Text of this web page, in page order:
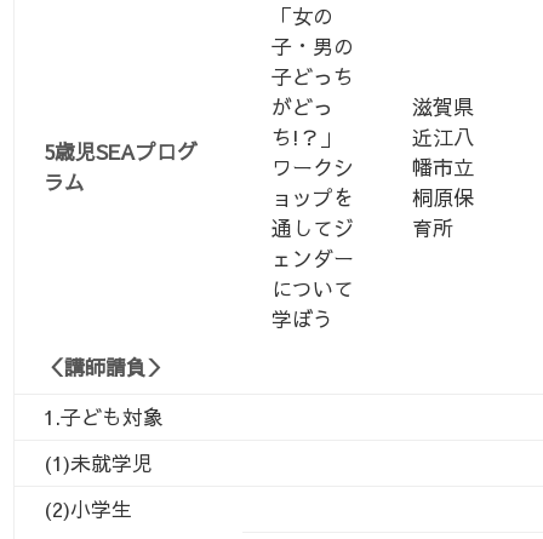
5歳児SEAプログ
ラム
「女の
子・男の
子どっち
がどっ
ち!？」
ワークシ
ョップを
通してジ
ェンダー
について
学ぼう
滋賀県
近江八
幡市立
桐原保
育所
＜講師請負＞
1.子ども対象
(1)未就学児
(2)小学生